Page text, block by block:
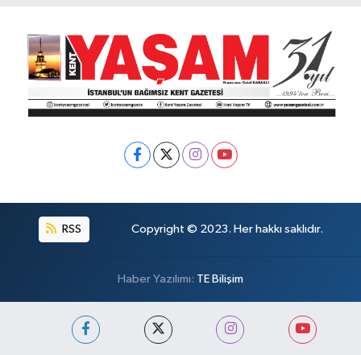
RSS Copyright © 2023. Her hakkı saklıdır.
Haber Yazılımı: TE Bilişim